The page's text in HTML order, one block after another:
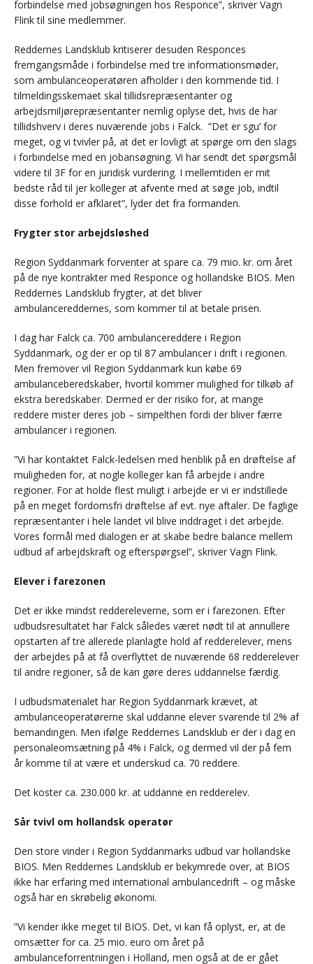
forbindelse med jobsøgningen hos Responce”, skriver Vagn
Flink til sine medlemmer.
Reddernes Landsklub kritiserer desuden Responces
fremgangsmåde i forbindelse med tre informationsmøder,
som ambulanceoperatøren afholder i den kommende tid. I
tilmeldingsskemaet skal tillidsrepræsentanter og
arbejdsmiljørepræsentanter nemlig oplyse det, hvis de har
tillidshverv i deres nuværende jobs i Falck. ”Det er sgu’ for
meget, og vi tvivler på, at det er lovligt at spørge om den slags
i forbindelse med en jobansøgning. Vi har sendt det spørgsmål
videre til 3F for en juridisk vurdering. I mellemtiden er mit
bedste råd til jer kolleger at afvente med at søge job, indtil
disse forhold er afklaret”, lyder det fra formanden.
Frygter stor arbejdsløshed
Region Syddanmark forventer at spare ca. 79 mio. kr. om året
på de nye kontrakter med Responce og hollandske BIOS. Men
Reddernes Landsklub frygter, at det bliver
ambulancereddernes, som kommer til at betale prisen.
I dag har Falck ca. 700 ambulancereddere i Region
Syddanmark, og der er op til 87 ambulancer i drift i regionen.
Men fremover vil Region Syddanmark kun købe 69
ambulanceberedskaber, hvortil kommer mulighed for tilkøb af
ekstra beredskaber. Dermed er der risiko for, at mange
reddere mister deres job – simpelthen fordi der bliver færre
ambulancer i regionen.
”Vi har kontaktet Falck-ledelsen med henblik på en drøftelse af
muligheden for, at nogle kolleger kan få arbejde i andre
regioner. For at holde flest muligt i arbejde er vi er indstillede
på en meget fordomsfri drøftelse af evt. nye aftaler. De faglige
repræsentanter i hele landet vil blive inddraget i det arbejde.
Vores formål med dialogen er at skabe bedre balance mellem
udbud af arbejdskraft og efterspørgsel”, skriver Vagn Flink.
Elever i farezonen
Det er ikke mindst reddereleverne, som er i farezonen. Efter
udbudsresultatet har Falck således været nødt til at annullere
opstarten af tre allerede planlagte hold af redderelever, mens
der arbejdes på at få overflyttet de nuværende 68 redderelever
til andre regioner, så de kan gøre deres uddannelse færdig.
I udbudsmaterialet har Region Syddanmark krævet, at
ambulanceoperatørerne skal uddanne elever svarende til 2% af
bemandingen. Men ifølge Reddernes Landsklub er der i dag en
personaleomsætning på 4% i Falck, og dermed vil der på fem
år komme til at være et underskud ca. 70 reddere.
Det koster ca. 230.000 kr. at uddanne en redderelev.
Sår tvivl om hollandsk operatør
Den store vinder i Region Syddanmarks udbud var hollandske
BIOS. Men Reddernes Landsklub er bekymrede over, at BIOS
ikke har erfaring med international ambulancedrift – og måske
også har en skrøbelig økonomi.
”Vi kender ikke meget til BIOS. Det, vi kan få oplyst, er, at de
omsætter for ca. 25 mio. euro om året på
ambulanceforrentningen i Holland, men også at de er gået